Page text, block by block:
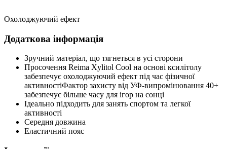
Охолоджуючий ефект
Додаткова інформація
Зручний матеріал, що тягнеться в усі сторони
Просочення Reima Xylitol Cool на основі ксилітолу
забезпечує охолоджуючий ефект під час фізичної
активностіФактор захисту від УФ-випромінювання 40+
забезпечує більше часу для ігор на сонці
Ідеально підходить для занять спортом та легкої
активності
Середня довжина
Еластичний пояс